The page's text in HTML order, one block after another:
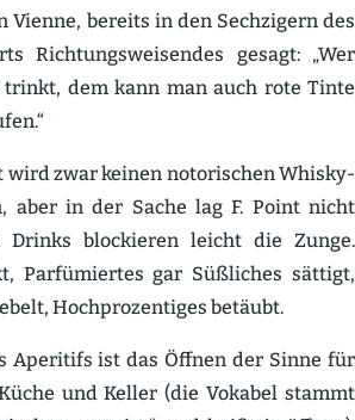
Vienne, bereits in den Sechzigern des
Richtungs­wei­sendes gesagt: „Wer
dem kann man auch rote Tinte
wird zwar keinen notori­schen Whisky­
aber in der Sache lag F. Point nicht
Drinks blockieren leicht die Zunge.
Parfü­miertes gar Süßliches sättigt,
Hochpro­zen­tiges betäubt.
Aperitifs ist das Öffnen der Sinne für
und Keller (die Vokabel stammt